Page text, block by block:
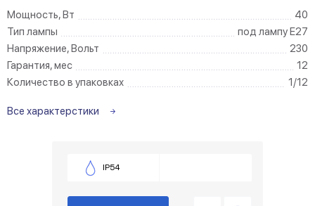
Мощность, Вт
40
Тип лампы
под лампу Е27
Напряжение, Вольт
230
Гарантия, мес
12
Количество в упаковках
1/12
Все характерстики
IP54